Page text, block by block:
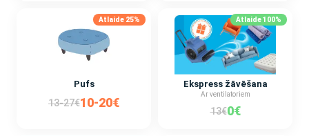
Atlaide 25%
Pufs
13-27€10-20€
Atlaide 100%
Ekspress žāvēšana
Ar ventilatoriem
13€0€